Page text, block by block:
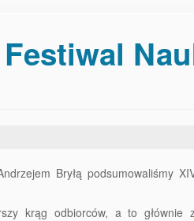
Bryłą podsumowaliśmy
krąg odbiorców, a to głównie